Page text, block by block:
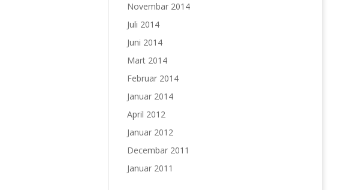
Novembar 2014
Juli 2014
Juni 2014
Mart 2014
Februar 2014
Januar 2014
April 2012
Januar 2012
Decembar 2011
Januar 2011